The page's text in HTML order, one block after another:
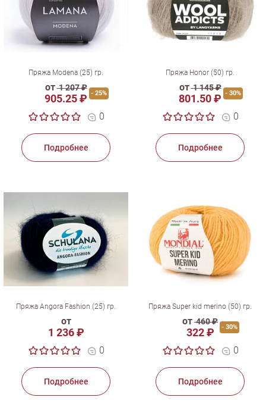
Пряжа Modena (25) гр.
от1 207 ₽
905.25 ₽ - 25%
0
Подробнее
Пряжа Honor (50) гр.
от1 145 ₽
801.50 ₽ - 30%
0
Подробнее
Пряжа Angora Fashion (25) гр.
от
1 236 ₽
0
Подробнее
Пряжа Super kid merino (50) гр.
от460 ₽
322 ₽ - 30%
0
Подробнее